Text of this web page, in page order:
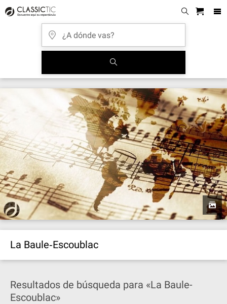
La Baule‐Escoublac
Resultados de búsqueda para «La Baule-
Escoublac»